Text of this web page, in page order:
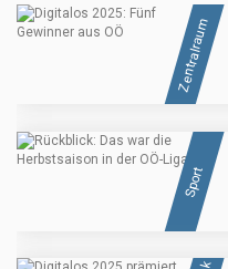
Zentralraum
Sport